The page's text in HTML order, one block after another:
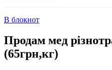
В блокнот
Продам мед
(65грн,кг)